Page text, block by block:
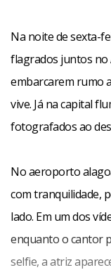
Na noite de sexta-
flagrados juntos no
embarcarem rumo
vive. Já na capital
fotografados ao
No aeroporto
com tranquilidade,
lado. Em um dos
enquanto o cantor
selfie, a atriz